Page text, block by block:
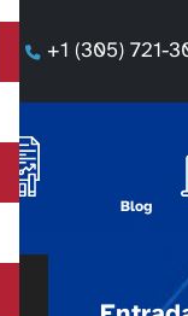
+1 (305) 721-
Blog